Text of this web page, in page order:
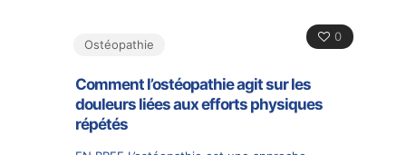
0
Ostéopathie
Comment l’ostéopathie agit sur les
douleurs liées aux efforts physiques
répétés